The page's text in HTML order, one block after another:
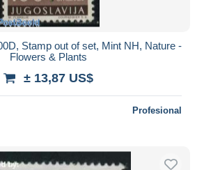
Stamp out of set, Mint NH, Nature -
Flowers & Plants
± 13,87 US$
Profesional